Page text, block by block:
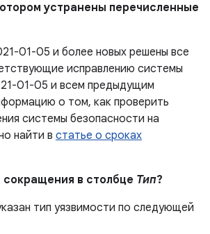
устранены перечисленные
01-05 и более новых решены все
исправлению системы
01-05 и всем предыдущим
о том, как проверить
системы безопасности на
найти в статье о сроках
в столбце Тип?
тип уязвимости по следующей